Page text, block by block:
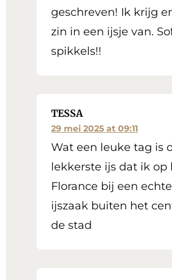
geschreven! Ik krijg
zin in een ijsje van.
spikkels!!
TESSA
29 mei 2025 at 09:11
Wat een leuke tag is
lekkerste ijs dat ik op
Florance bij een
ijszaak buiten het
de stad